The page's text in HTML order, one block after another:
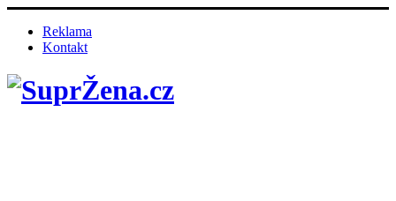
Reklama
Kontakt